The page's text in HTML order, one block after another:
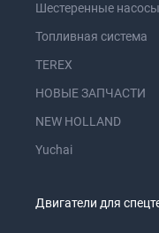
Шестеренные насосы
Топливная система
TEREX
НОВЫЕ ЗАПЧАСТИ
NEW HOLLAND
Yuchai
Двигатели для